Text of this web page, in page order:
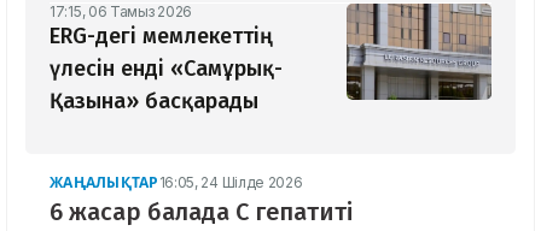
17:15, 06 Тамыз 2026
ERG-дегі мемлекеттің
үлесін енді «Самұрық-
Қазына» басқарады
ЖАҢАЛЫҚТАР 16:05, 24 Шілде 2026
6 жасар балада С гепатиті